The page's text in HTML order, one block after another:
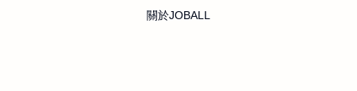
關於JOBALL